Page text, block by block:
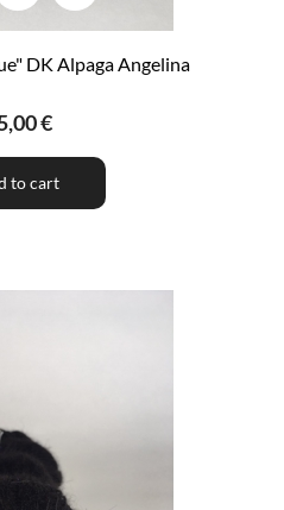
DK Alpaga Angelina
€
to cart